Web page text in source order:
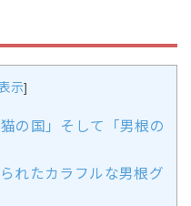
示]
の国」そして「男根の
れたカラフルな男根グ